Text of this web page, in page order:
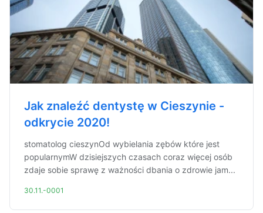
Jak znaleźć dentystę w Cieszynie -
odkrycie 2020!
stomatolog cieszynOd wybielania zębów które jest
popularnymW dzisiejszych czasach coraz więcej osób
zdaje sobie sprawę z ważności dbania o zdrowie jam...
30.11.-0001